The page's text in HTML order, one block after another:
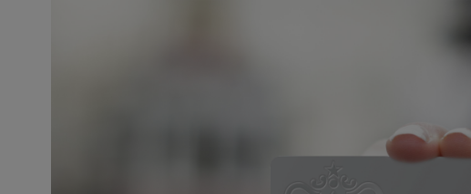
PRÉSENTEZ VOTRE CARTE
Présentez toujours votre carte Safar Flyer personnelle (Blue, Silver, Gold,
Platinum) pour vous identifier à l’achat de votre billet ou de toute activité
partenaire vous donnant droit au gain de Miles.